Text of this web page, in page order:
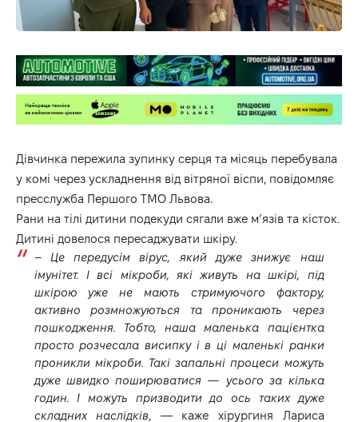
Дівчинка пережила зупинку серця та місяць перебувала
у комі через ускладнення від вітряної віспи, повідомляє
пресслужба Першого ТМО Львова.
Рани на тілі дитини подекуди сягали вже мʼязів та кісток.
Дитині довелося пересаджувати шкіру.
– Це передусім вірус, який дуже знижує наш
імунітет. І всі мікроби, які живуть на шкірі, під
шкірою уже не мають стримуючого фактору,
активно розмножуються та проникають через
пошкодження. Тобто, наша маленька пацієнтка
просто розчесала висипку і в ці маленькі ранки
проникли мікроби. Такі запальні процеси можуть
дуже швидко поширюватися — усього за кілька
годин. І можуть призводити до ось таких дуже
складних наслідків, — каже хірургиня Лариса